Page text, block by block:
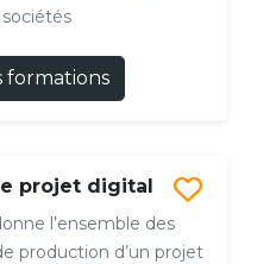
formations
projet digital
l’ensemble des
production d’un projet